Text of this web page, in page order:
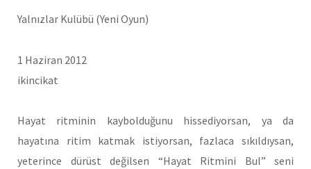
Yalnızlar Kulübü (Yeni Oyun)
1 Haziran 2012
ikincikat
Hayat ritminin kaybolduğunu hissediyorsan, ya da
hayatına ritim katmak istiyorsan, fazlaca sıkıldıysan,
yeterince dürüst değilsen “Hayat Ritmini Bul” seni